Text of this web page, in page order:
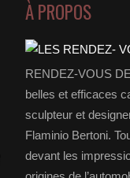
À PROPOS
RENDEZ-VOUS
belles et efficaces
sculpteur et
Flaminio Bertoni.
devant les